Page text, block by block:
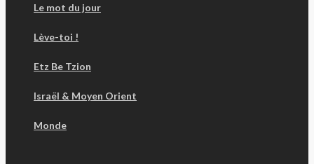
Le mot du jour
Lève-toi !
Etz Be Tzion
Israël & Moyen Orient
Monde